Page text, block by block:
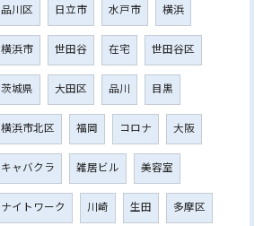
品川区 日立市 水戸市 横浜
横浜市 世田谷 在宅 世田谷区
茨城県 大田区 品川 目黒
横浜市北区 福岡 コロナ 大阪
キャバクラ 雑居ビル 美容室
ナイトワーク 川崎 生田 多摩区